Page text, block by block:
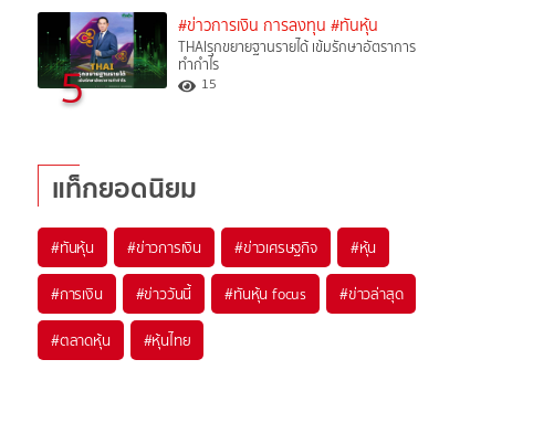
5
#ข่าวการเงิน การลงทุน #ทันหุ้น
THAIรุกขยายฐานรายได้ เข้มรักษาอัตราการ
ทำกำไร
15
แท็กยอดนิยม
#ทันหุ้น #ข่าวการเงิน #ข่าวเศรษฐกิจ #หุ้น
#การเงิน #ข่าววันนี้ #ทันหุ้น focus #ข่าวล่าสุด
#ตลาดหุ้น #หุ้นไทย